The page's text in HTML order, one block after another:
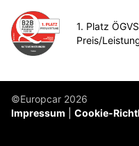
1. Platz
Preis/
©Europcar 2026
Impressum
Cookie-